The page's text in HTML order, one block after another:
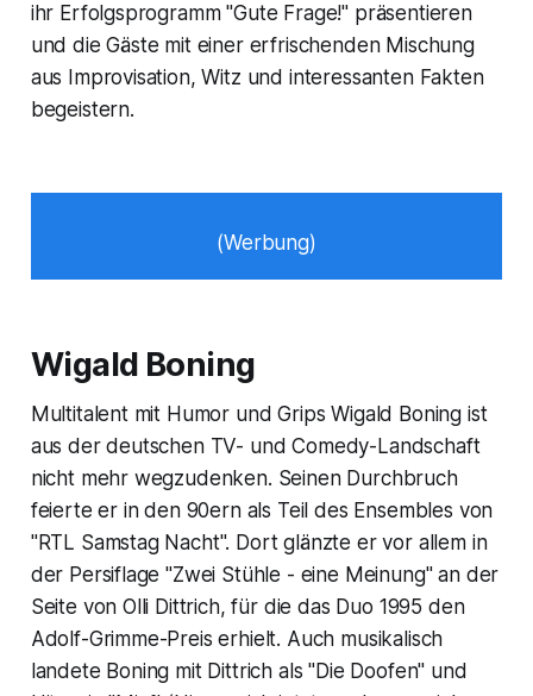
ihr Erfolgsprogramm "Gute Frage!" präsentieren
und die Gäste mit einer erfrischenden Mischung
aus Improvisation, Witz und interessanten Fakten
begeistern.
(Werbung)
Wigald Boning
Multitalent mit Humor und Grips Wigald Boning ist
aus der deutschen TV- und Comedy-Landschaft
nicht mehr wegzudenken. Seinen Durchbruch
feierte er in den 90ern als Teil des Ensembles von
"RTL Samstag Nacht". Dort glänzte er vor allem in
der Persiflage "Zwei Stühle - eine Meinung" an der
Seite von Olli Dittrich, für die das Duo 1995 den
Adolf-Grimme-Preis erhielt. Auch musikalisch
landete Boning mit Dittrich als "Die Doofen" und